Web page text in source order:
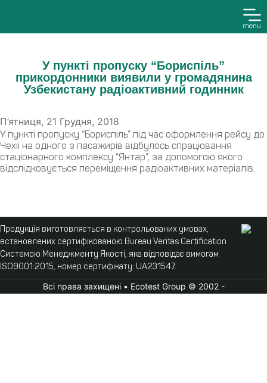
menu
У пункті пропуску “Бориспіль”
прикордонники виявили у громадянина
Узбекистану радіоактивний годинник
П’ятниця, 21 Грудня, 2018
У пункті пропуску “Бориспіль” під час оформлення рейсу до
Чехії на одного з пасажирів відбулось спрацювання
стаціонарного комплексу “Янтар”, за допомогою якого
відслідковується переміщення радіоактивних матеріалів.
Продукція виготовляється в контрольованих умовах,
встановлених сертифікованою Bureau Veritas Certification
Системою Менеджменту Якості, яка відповідає вимогам
ISO9001:2015, номер сертифікату: UA231547.
Всі права захищені • Ecotest Group © 2002 -